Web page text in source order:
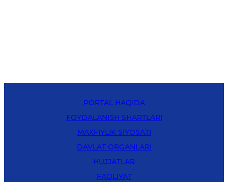
PORTAL HAQIDA
FOYDALANISH SHARTLARI
MAXFIYLIK SIYOSATI
DAVLAT ORGANLARI
HUJJATLAR
FAOLIYAT